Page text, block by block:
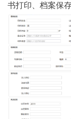
书打印、档案保